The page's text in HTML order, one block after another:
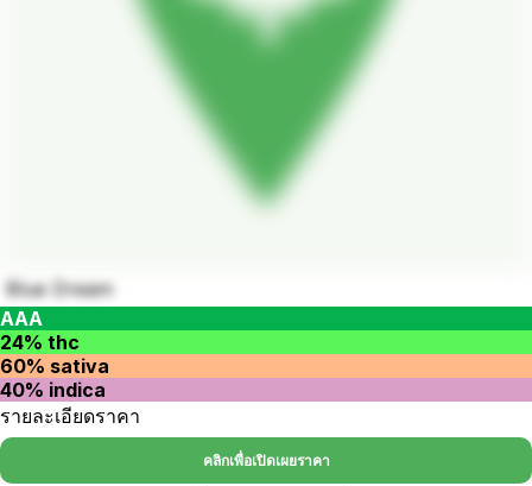
Blue Dream
AAA
24% thc
60% sativa
40% indica
รายละเอียดราคา
คลิกเพื่อเปิดเผยราคา